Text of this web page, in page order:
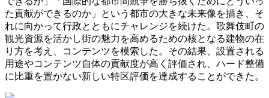
た貢献ができるのか」という都市の大きな未来像を描き、そ
れに向かって行政とともにチャレンジを続けた。歌舞伎町の
観光資源を活かし街の魅力を高めるための核となる建物の在
り方を考え、コンテンツを模索した。その結果、設置される
用途やコンテンツ自体の貢献度が高く評価され、ハード整備
に比重を置かない新しい特区評価を達成することができた。